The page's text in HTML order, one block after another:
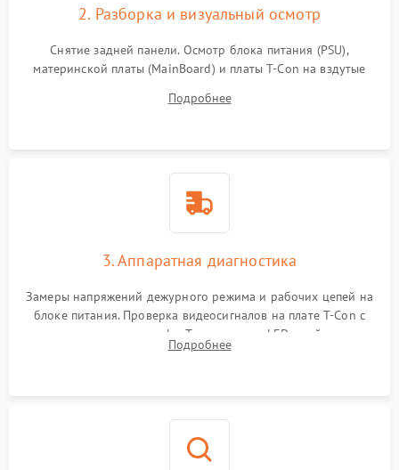
2. Разборка и визуальный осмотр
Снятие задней панели. Осмотр блока питания (PSU),
материнской платы (MainBoard) и платы T-Con на вздутые
Проверка надежности фиксации и целостности шлейфов.
Подробнее
3. Аппаратная диагностика
Замеры напряжений дежурного режима и рабочих цепей на
блоке питания. Проверка видеосигналов на плате T-Con с
помощью осциллографа. Тестирование LED-драйвера и
светодиодных планок подсветки мультиметром.
Подробнее